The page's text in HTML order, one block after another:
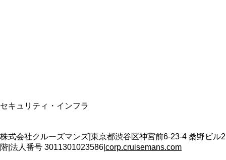
セキュリティ・インフラ
株式会社クルーズマンズ 東京都渋谷区神宮前6-23-4 桑野ビル2
階 法人番号 3011301023586 corp.cruisemans.com